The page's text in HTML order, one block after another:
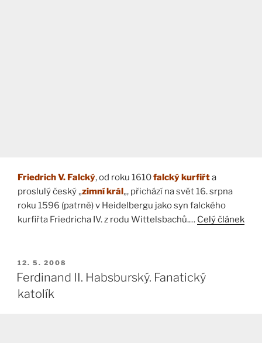
Friedrich V. Falcký, od roku 1610falcký kurfiřta
proslulý český „zimní král„, přichází na svět 16. srpna
roku 1596 (patrně) v Heidelbergu jako syn falckého
kurfiřta Friedricha IV. z rodu Wittelsbachů.… Celý článek
PUBLIKOVÁNO
12. 5. 2008
Ferdinand II. Habsburský. Fanatický
katolík